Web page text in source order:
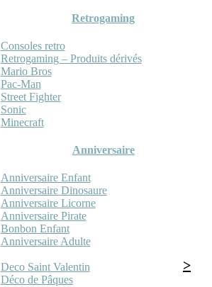
Retrogaming
Consoles retro
Retrogaming – Produits dérivés
Mario Bros
Pac-Man
Street Fighter
Sonic
Minecraft
Anniversaire
Anniversaire Enfant
Anniversaire Dinosaure
Anniversaire Licorne
Anniversaire Pirate
Bonbon Enfant
Anniversaire Adulte
Deco Saint Valentin
Déco de Pâques